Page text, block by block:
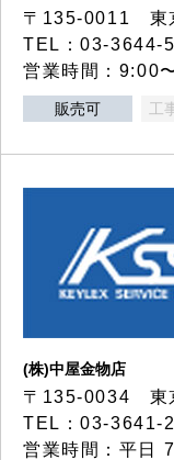
〒135-0011 東
TEL：03-3644-
営業時間：9:00
販売可 工
(株)中屋金物店
〒135-0034 東
TEL：03-3641-
営業時間：平日